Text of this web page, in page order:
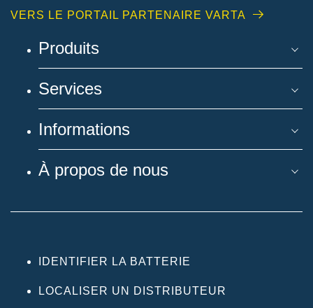
VERS LE PORTAIL PARTENAIRE VARTA
Produits
Services
Informations
À propos de nous
IDENTIFIER LA BATTERIE
LOCALISER UN DISTRIBUTEUR